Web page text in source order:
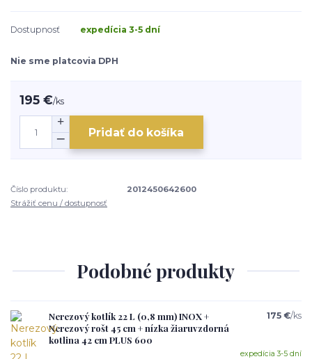
Dostupnosť expedícia 3-5 dní
Nie sme platcovia DPH
195 €/ks
Pridať do košíka
Číslo produktu:
2012450642600
Strážiť cenu / dostupnosť
Podobné produkty
Nerezový kotlík 22 L (0,8 mm) INOX +
Nerezový rošt 45 cm + nízka žiaruvzdorná
kotlina 42 cm PLUS 600
175 €/ks
expedícia 3-5 dní